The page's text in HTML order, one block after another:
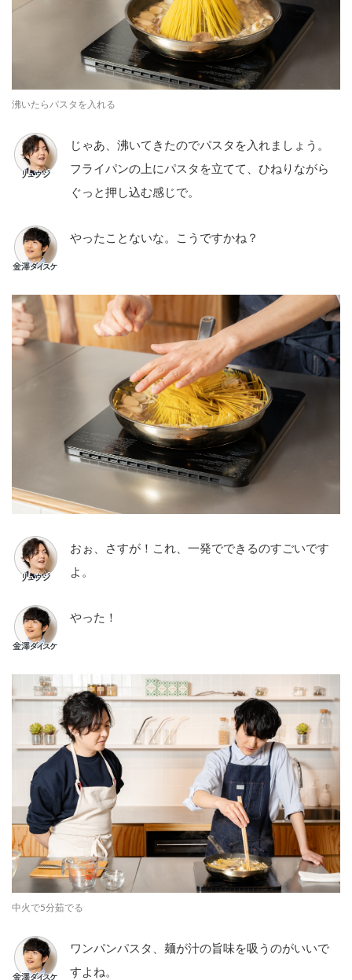
沸いたらパスタを入れる
じゃあ、沸いてきたのでパスタを入れましょう。
フライパンの上にパスタを立てて、ひねりながら
ぐっと押し込む感じで。
やったことないな。こうですかね？
おぉ、さすが！これ、一発でできるのすごいです
よ。
やった！
中⽕で5分茹でる
ワンパンパスタ、麺が汁の旨味を吸うのがいいで
すよね。